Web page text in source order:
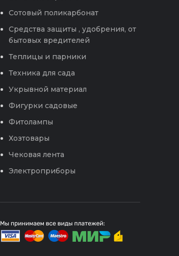
Сотовый поликарбонат
Средства защиты , удобрения, от
бытовых вредителей
Теплицы и парники
Техника для сада
Укрывной материал
Фигурки садовые
Фитолампы
Хозтовары
Чековая лента
Электроприборы